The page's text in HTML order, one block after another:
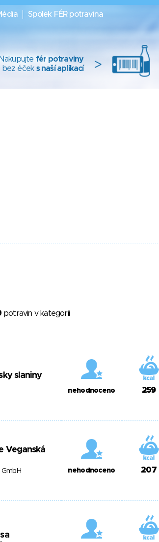
Spolek FÉR potravina
Nakupujte fér potraviny
bez éček s naší aplikací >
potravin v kategorii
slaniny
nehodnoceno 259
Veganská
GmbH nehodnoceno 207